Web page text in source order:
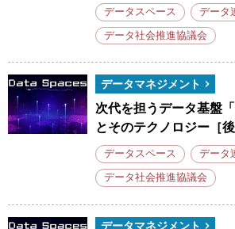
データスペース データ
データ社会推進協議会
データマネジメント
次代を担うデータ基盤
とそのテクノロジー［
データスペース データ
データ社会推進協議会
データマネジメント